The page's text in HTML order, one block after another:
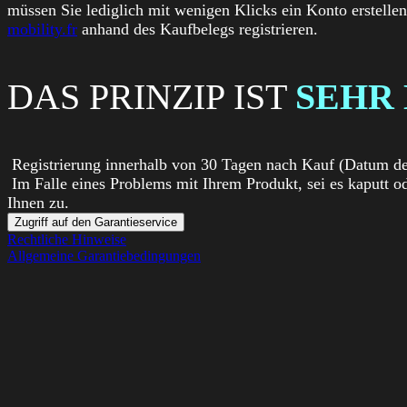
müssen Sie lediglich mit wenigen Klicks ein Konto
mobility.fr anhand des Kaufbelegs registrieren.
DAS PRINZIP IST
Registrierung innerhalb von 30 Tagen nach Kauf (Datum
Im Falle eines Problems mit Ihrem Produkt, sei es kaputt
Ihnen zu.
Zugriff auf den Garantieservice
Rechtliche Hinweise
Allgemeine Garantiebedingungen